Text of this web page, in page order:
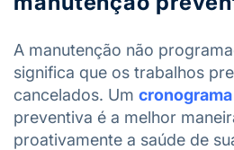
A manutenção não
significa que os trabalhos
cancelados. Um
preventiva é a melhor
proativamente a saúde de